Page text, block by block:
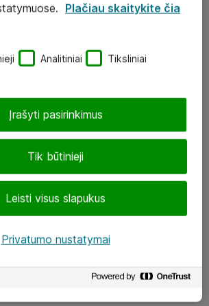
Plačiau skaitykite čia
Analitiniai Tiksliniai
Tik būtinieji
Leisti visus slapukus
Įrašyti pasirinkimus
Privatumo nustatymai